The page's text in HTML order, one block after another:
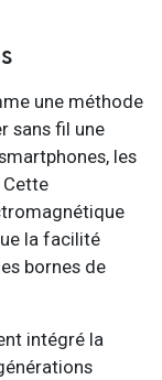
une méthode
sans fil une
les
la facilité
bornes de
intégré la